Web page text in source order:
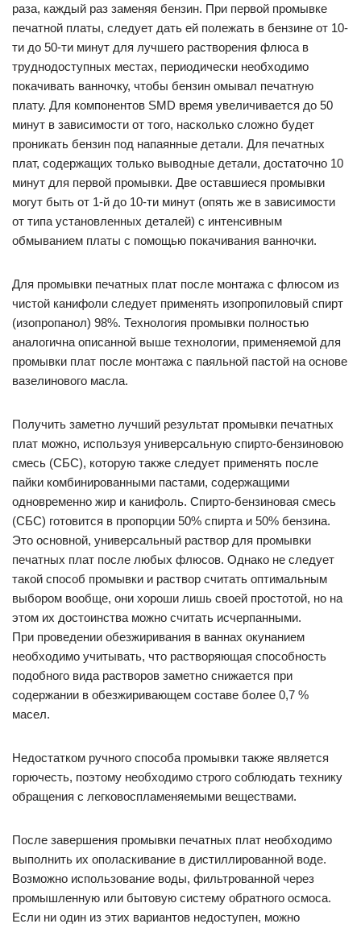
раза, каждый раз заменяя бензин. При первой промывке
печатной платы, следует дать ей полежать в бензине от 10-
ти до 50-ти минут для лучшего растворения флюса в
труднодоступных местах, периодически необходимо
покачивать ванночку, чтобы бензин омывал печатную
плату. Для компонентов SMD время увеличивается до 50
минут в зависимости от того, насколько сложно будет
проникать бензин под напаянные детали. Для печатных
плат, содержащих только выводные детали, достаточно 10
минут для первой промывки. Две оставшиеся промывки
могут быть от 1-й до 10-ти минут (опять же в зависимости
от типа установленных деталей) с интенсивным
обмыванием платы с помощью покачивания ванночки.
Для промывки печатных плат после монтажа с флюсом из
чистой канифоли следует применять изопропиловый спирт
(изопропанол) 98%. Технология промывки полностью
аналогична описанной выше технологии, применяемой для
промывки плат после монтажа с паяльной пастой на основе
вазелинового масла.
Получить заметно лучший результат промывки печатных
плат можно, используя универсальную спирто-бензиновою
смесь (СБС), которую также следует применять после
пайки комбинированными пастами, содержащими
одновременно жир и канифоль. Спирто-бензиновая смесь
(СБС) готовится в пропорции 50% спирта и 50% бензина.
Это основной, универсальный раствор для промывки
печатных плат после любых флюсов. Однако не следует
такой способ промывки и раствор считать оптимальным
выбором вообще, они хороши лишь своей простотой, но на
этом их достоинства можно считать исчерпанными.
При проведении обезжиривания в ваннах окунанием
необходимо учитывать, что растворяющая способность
подобного вида растворов заметно снижается при
содержании в обезжиривающем составе более 0,7 %
масел.
Недостатком ручного способа промывки также является
горючесть, поэтому необходимо строго соблюдать технику
обращения с легковоспламеняемыми веществами.
После завершения промывки печатных плат необходимо
выполнить их ополаскивание в дистиллированной воде.
Возможно использование воды, фильтрованной через
промышленную или бытовую систему обратного осмоса.
Если ни один из этих вариантов недоступен, можно